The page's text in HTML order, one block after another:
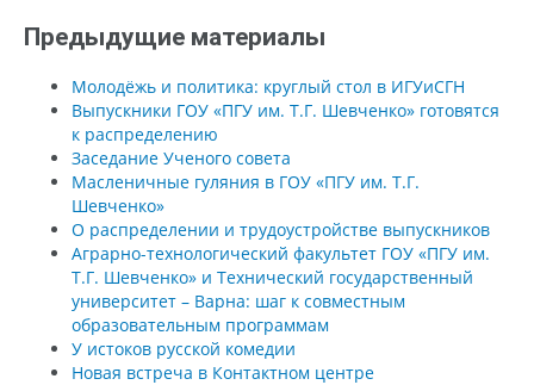
Предыдущие материалы
Молодёжь и политика: круглый стол в ИГУиСГН
Выпускники ГОУ «ПГУ им. Т.Г. Шевченко» готовятся
к распределению
Заседание Ученого совета
Масленичные гуляния в ГОУ «ПГУ им. Т.Г.
Шевченко»
О распределении и трудоустройстве выпускников
Аграрно-технологический факультет ГОУ «ПГУ им.
Т.Г. Шевченко» и Технический государственный
университет – Варна: шаг к совместным
образовательным программам
У истоков русской комедии
Новая встреча в Контактном центре